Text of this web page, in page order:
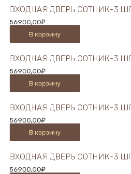
ВХОДНАЯ ДВЕРЬ СОТНИК-3
56900,00₽
В корзину
ВХОДНАЯ ДВЕРЬ СОТНИК-3
56900,00₽
В корзину
ВХОДНАЯ ДВЕРЬ СОТНИК-3
56900,00₽
В корзину
ВХОДНАЯ ДВЕРЬ СОТНИК-3
56900,00₽